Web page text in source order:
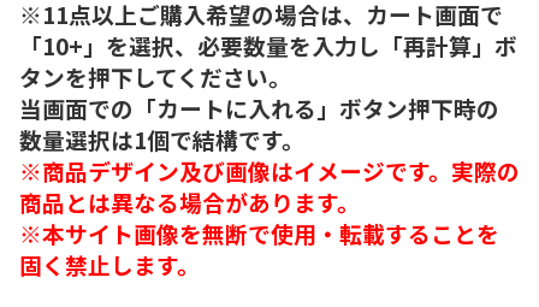
※11点以上ご購入希望の場合は、カート画面で
「10+」を選択、必要数量を入力し「再計算」ボ
タンを押下してください。
当画面での「カートに入れる」ボタン押下時の
数量選択は1個で結構です。
※商品デザイン及び画像はイメージです。実際の
商品とは異なる場合があります。
※本サイト画像を無断で使用・転載することを
固く禁止します。